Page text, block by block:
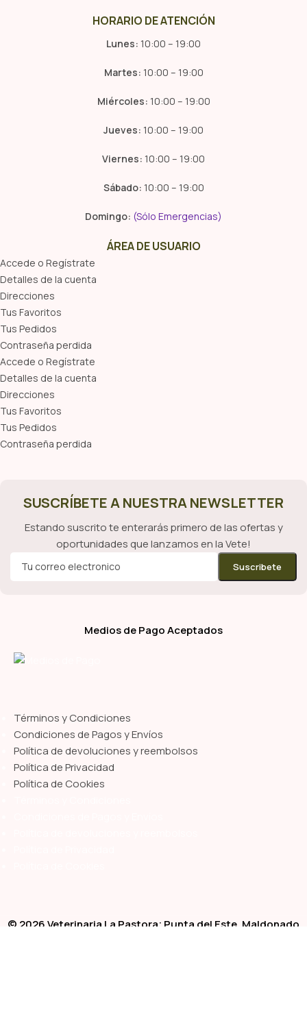
HORARIO DE ATENCIÓN
Lunes: 10:00 – 19:00
Martes: 10:00 – 19:00
Miércoles: 10:00 – 19:00
Jueves: 10:00 – 19:00
Viernes: 10:00 – 19:00
Sábado: 10:00 – 19:00
Domingo: (Sólo Emergencias)
ÁREA DE USUARIO
Accede o Regístrate
Detalles de la cuenta
Direcciones
Tus Favoritos
Tus Pedidos
Contraseña perdida
Accede o Regístrate
Detalles de la cuenta
Direcciones
Tus Favoritos
Tus Pedidos
Contraseña perdida
SUSCRÍBETE A NUESTRA NEWSLETTER
Estando suscrito te enterarás primero de las ofertas y
oportunidades que lanzamos en la Vete!
Medios de Pago Aceptados
Términos y Condiciones
Condiciones de Pagos y Envíos
Política de devoluciones y reembolsos
Política de Privacidad
Política de Cookies
© 2026 Veterinaria La Pastora; Punta del Este, Maldonado